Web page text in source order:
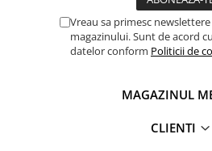
Vreau sa primesc
magazinului. Sunt de acord
datelor conform Politicii de
MAGAZINUL
CLIENTI